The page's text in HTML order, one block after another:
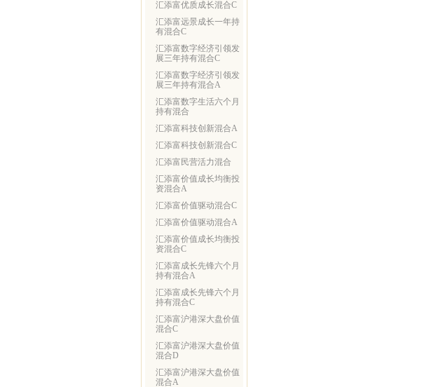
汇添富优质成长混合C
汇添富远景成长一年持
有混合C
汇添富数字经济引领发
展三年持有混合C
汇添富数字经济引领发
展三年持有混合A
汇添富数字生活六个月
持有混合
汇添富科技创新混合A
汇添富科技创新混合C
汇添富民营活力混合
汇添富价值成长均衡投
资混合A
汇添富价值驱动混合C
汇添富价值驱动混合A
汇添富价值成长均衡投
资混合C
汇添富成长先锋六个月
持有混合A
汇添富成长先锋六个月
持有混合C
汇添富沪港深大盘价值
混合C
汇添富沪港深大盘价值
混合D
汇添富沪港深大盘价值
混合A